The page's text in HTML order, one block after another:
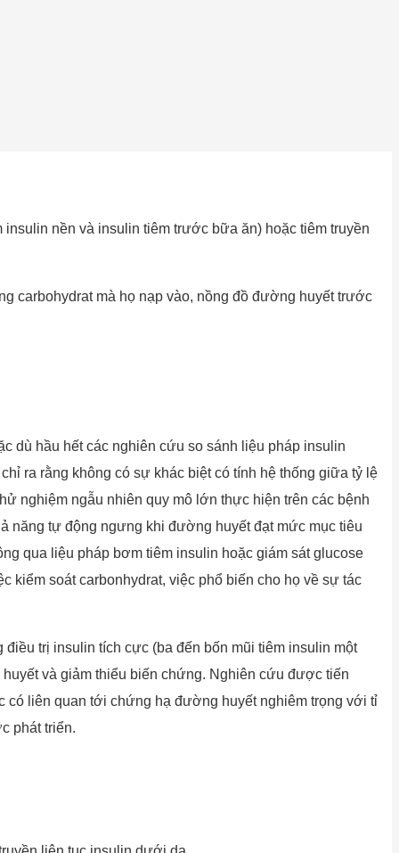
nền và insulin tiêm trước bữa ăn) hoặc tiêm truyền
carbohydrat mà họ nạp vào, nồng đồ đường huyết trước
dù hầu hết các nghiên cứu so sánh liệu pháp insulin
ra rằng không có sự khác biệt có tính hệ thống giữa tỷ lệ
nghiệm ngẫu nhiên quy mô lớn thực hiện trên các bệnh
năng tự động ngưng khi đường huyết đạt mức mục tiêu
qua liệu pháp bơm tiêm insulin hoặc giám sát glucose
kiểm soát carbonhydrat, việc phổ biến cho họ về sự tác
trị insulin tích cực (ba đến bốn mũi tiêm insulin một
và giảm thiểu biến chứng. Nghiên cứu được tiến
có liên quan tới chứng hạ đường huyết nghiêm trọng với tỉ
phát triển.